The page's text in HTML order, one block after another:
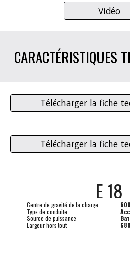
Vidéo
CARACTÉRISTIQUES
Télécharger la fiche
Télécharger la fiche
E 18
Centre de gravité de la charge
Type de conduite
Source de puissance
Largeur hors tout